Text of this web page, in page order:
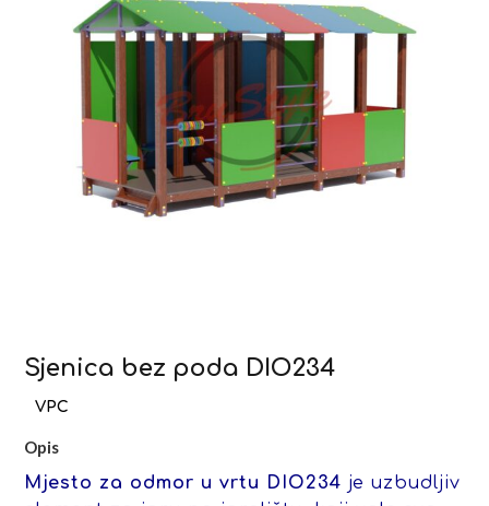
Sjenica bez poda DIO234
Opis
Mjesto za odmor u vrtu DIO234 je uzbudljiv